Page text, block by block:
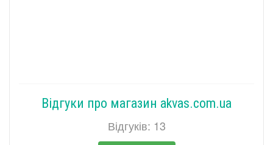
Відгуки про магазин akvas.com.ua
Відгуків: 13